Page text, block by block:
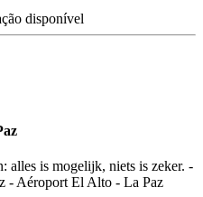
disponível